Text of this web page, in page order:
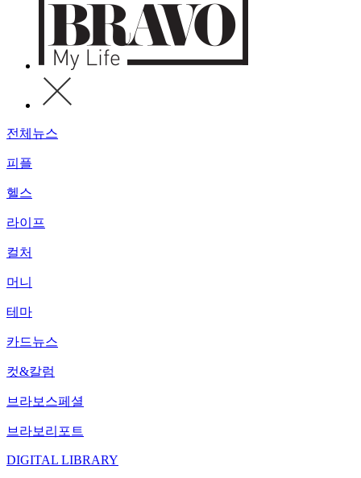
전체뉴스
피플
헬스
라이프
컬처
머니
테마
카드뉴스
컷&칼럼
브라보스페셜
브라보리포트
DIGITAL LIBRARY